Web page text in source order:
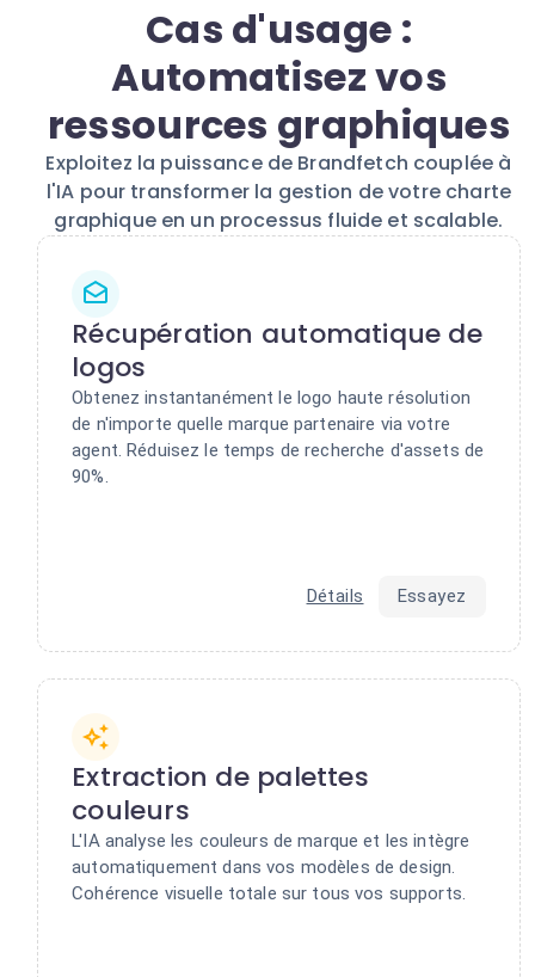
Cas d'usage :
Automatisez vos
ressources graphiques
Exploitez la puissance de Brandfetch couplée à
l'IA pour transformer la gestion de votre charte
graphique en un processus fluide et scalable.
Récupération automatique de
logos
Obtenez instantanément le logo haute résolution
de n'importe quelle marque partenaire via votre
agent. Réduisez le temps de recherche d'assets de
90%.
Détails Essayez
Extraction de palettes
couleurs
L'IA analyse les couleurs de marque et les intègre
automatiquement dans vos modèles de design.
Cohérence visuelle totale sur tous vos supports.